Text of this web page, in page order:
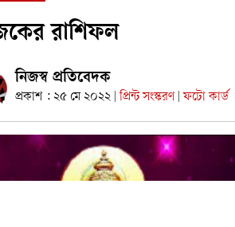
রাশিফল
নিজস্ব প্রতিবেদক
প্রকাশ : ২৫ মে ২০২২ প্রিন্ট সংস্করণ ফটো কার্ড